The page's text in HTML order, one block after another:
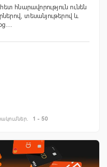
հնարավորություն ունեն
տեսանյութերով և
1 - 50